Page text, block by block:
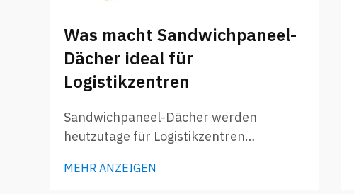
Was macht Sandwichpaneel-
Dächer ideal für
Logistikzentren
Sandwichpaneel-Dächer werden
heutzutage für Logistikzentren
Paneel bestehen aus zwei Schichten –
MEHR ANZEIGEN